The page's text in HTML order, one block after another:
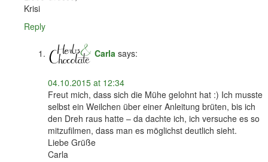
Krisi
Reply
Carla says:
04.10.2015 at 12:34
Freut mich, dass sich die Mühe gelohnt hat :) Ich musste
selbst ein Weilchen über einer Anleitung brüten, bis ich
den Dreh raus hatte – da dachte ich, ich versuche es so
mitzufilmen, dass man es möglichst deutlich sieht.
Liebe Grüße
Carla